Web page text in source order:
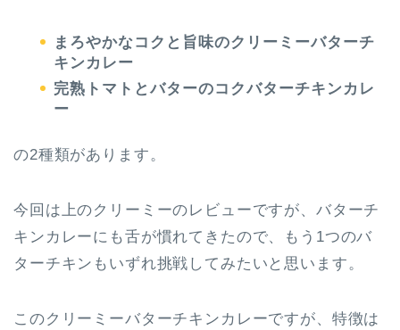
まろやかなコクと旨味のクリーミーバターチ
キンカレー
完熟トマトとバターのコクバターチキンカレ
ー
の2種類があります。
今回は上のクリーミーのレビューですが、バターチ
キンカレーにも舌が慣れてきたので、もう1つのバ
ターチキンもいずれ挑戦してみたいと思います。
このクリーミーバターチキンカレーですが、特徴は